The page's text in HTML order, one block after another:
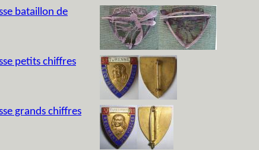
bataillon de
petits chiffres
grands chiffres